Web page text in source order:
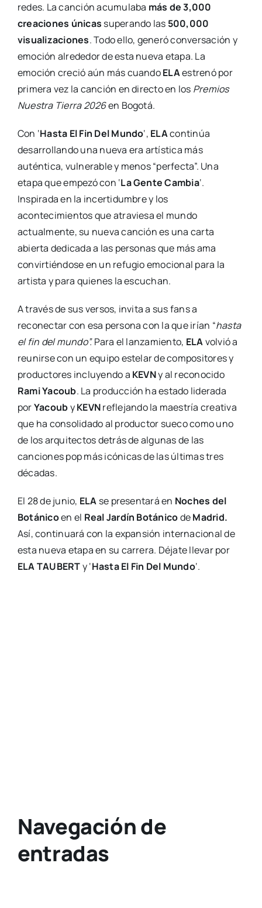
redes. La canción acumulaba más de 3,000
creaciones únicas superando las 500,000
visualizaciones. Todo ello, generó conversación y
emoción alrededor de esta nueva etapa. La
emoción creció aún más cuandoELAestrenó por
primera vez la canción en directo en los Premios
Nuestra Tierra 2026en Bogotá.
Con ‘Hasta El Fin Del Mundo‘, ELAcontinúa
desarrollando una nueva era artística más
auténtica, vulnerable y menos “perfecta”. Una
etapa que empezó con ‘La Gente Cambia‘.
Inspirada en la incertidumbre y los
acontecimientos que atraviesa el mundo
actualmente, su nueva canción es una carta
abierta dedicada a las personas que más ama
convirtiéndose en un refugio emocional para la
artista y para quienes la escuchan.
A través de sus versos, invita a sus fans a
reconectar con esa persona con la que irían “hasta
el fin del mundo”.Para el lanzamiento, ELAvolvió a
reunirse con un equipo estelar de compositores y
productores incluyendo a KEVNy al reconocido
Rami Yacoub. La producción ha estado liderada
porYacoubyKEVNreflejando la maestría creativa
que ha consolidado al productor sueco como uno
de los arquitectos detrás de algunas de las
canciones pop más icónicas de las últimas tres
décadas.
El 28 de junio, ELA se presentará en Noches del
Botánicoen el Real Jardín BotánicodeMadrid.
Así, continuará con la expansión internacional de
esta nueva etapa en su carrera. Déjate llevar por
ELA TAUBERTy ‘Hasta El Fin Del Mundo‘.
Navegación de
entradas